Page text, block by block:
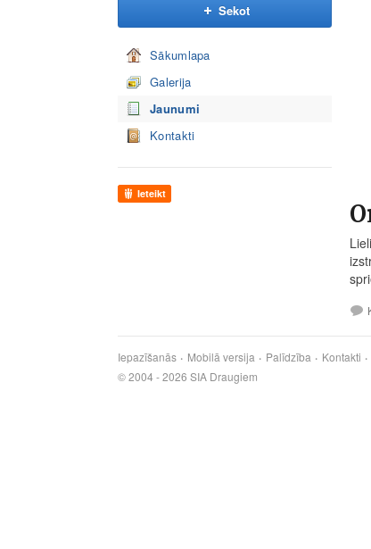
Sekot
Sākumlapa
Galerija
Jaunumi
Kontakti
Ieteikt
Iepazīšanās Mobilā versija Palīdzība Kontakti
© 2004 - 2026 SIA Draugiem